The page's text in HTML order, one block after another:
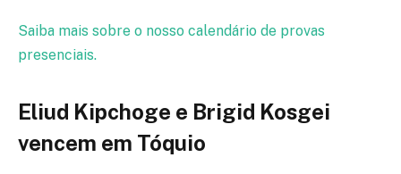
Saiba mais sobre o nosso calendário de provas
presenciais.
Eliud Kipchoge e Brigid Kosgei
vencem em Tóquio